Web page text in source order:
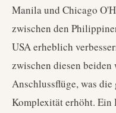
Manila und Chicago
zwischen den
USA erheblich
zwischen diesen
Anschlussflüge, was die
Komplexität erhöht.